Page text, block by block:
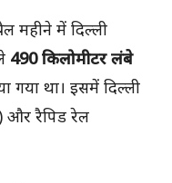
महीने में दिल्ली
490 किलोमीटर लंबे
गया था। इसमें दिल्ली
और रैपिड रेल